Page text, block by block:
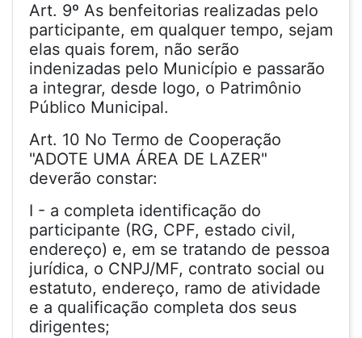
Art. 9º As benfeitorias realizadas pelo
participante, em qualquer tempo, sejam
elas quais forem, não serão
indenizadas pelo Município e passarão
a integrar, desde logo, o Patrimônio
Público Municipal.
Art. 10 No Termo de Cooperação
"ADOTE UMA ÁREA DE LAZER"
deverão constar:
I - a completa identificação do
participante (RG, CPF, estado civil,
endereço) e, em se tratando de pessoa
jurídica, o CNPJ/MF, contrato social ou
estatuto, endereço, ramo de atividade
e a qualificação completa dos seus
dirigentes;